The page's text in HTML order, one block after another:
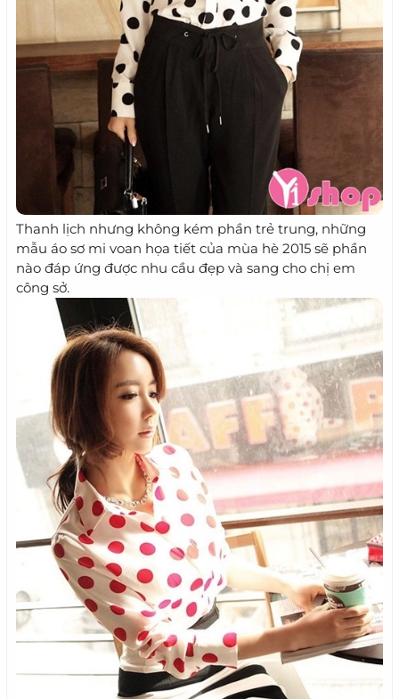
Thanh lịch nhưng không kém phần trẻ trung, những
mẫu áo sơ mi voan họa tiết của mùa hè 2015 sẽ phần
nào đáp ứng được nhu cầu đẹp và sang cho chị em
công sở.